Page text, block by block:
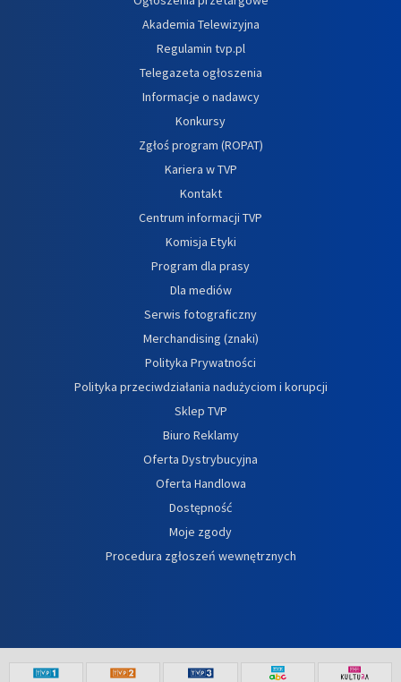
Akademia Telewizyjna
Regulamin tvp.pl
Telegazeta ogłoszenia
Informacje o nadawcy
Konkursy
Zgłoś program (ROPAT)
Kariera w TVP
Kontakt
Centrum informacji TVP
Komisja Etyki
Program dla prasy
Dla mediów
Serwis fotograficzny
Merchandising (znaki)
Polityka Prywatności
Polityka przeciwdziałania nadużyciom i korupcji
Sklep TVP
Biuro Reklamy
Oferta Dystrybucyjna
Oferta Handlowa
Dostępność
Moje zgody
Procedura zgłoszeń wewnętrznych